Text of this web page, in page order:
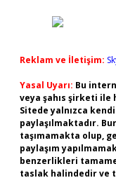
Reklam ve İletişim:
Yasal Uyarı: Bu
veya şahıs şirketi ile
Sitede yalnızca
paylaşılmaktadır.
taşımamakta olup,
paylaşım
benzerlikleri
taslak halindedir ve